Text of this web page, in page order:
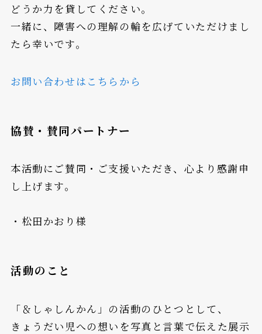
どうか力を貸してください。
一緒に、障害への理解の輪を広げていただけまし
たら幸いです。
お問い合わせはこちらから
協賛・賛同パートナー
本活動にご賛同・ご支援いただき、心より感謝申
し上げます。
・松田かおり様
活動のこと
「＆しゃしんかん」の活動のひとつとして、
きょうだい児への想いを写真と言葉で伝えた展示